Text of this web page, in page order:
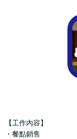
【工作內容】
・餐點銷售